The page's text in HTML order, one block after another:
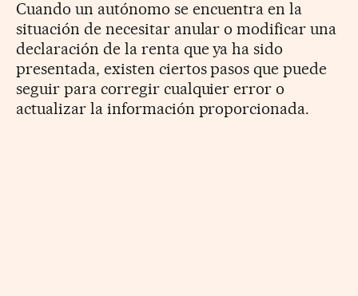
Cuando un autónomo se encuentra en la
situación de necesitar anular o modificar una
declaración de la renta que ya ha sido
presentada, existen ciertos pasos que puede
seguir para corregir cualquier error o
actualizar la información proporcionada.